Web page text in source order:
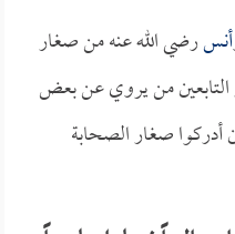
أنسرضي الله عنه من صغار
من يروي عن بعض
أدركوا صغار الصحابة